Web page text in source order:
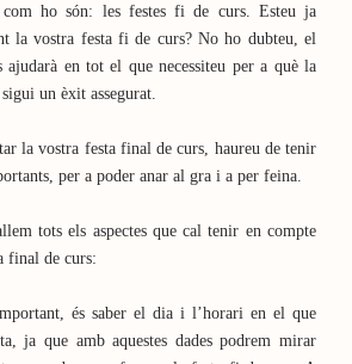
ho són: les festes fi de curs. Esteu ja
la vostra festa fi de curs? No ho dubteu, el
en tot el que necessiteu per a què la
un èxit assegurat.
la vostra festa final de curs, haureu de tenir
per a poder anar al gra i a per feina.
tots els aspectes que cal tenir en compte
final de curs:
és saber el dia i l’horari en el que
ja que amb aquestes dades podrem mirar